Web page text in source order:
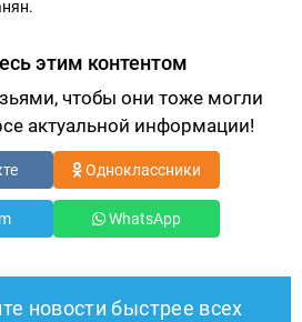
этим контентом
чтобы они тоже могли
актуальной информации!
Одноклассники
WhatsApp
новости быстрее всех